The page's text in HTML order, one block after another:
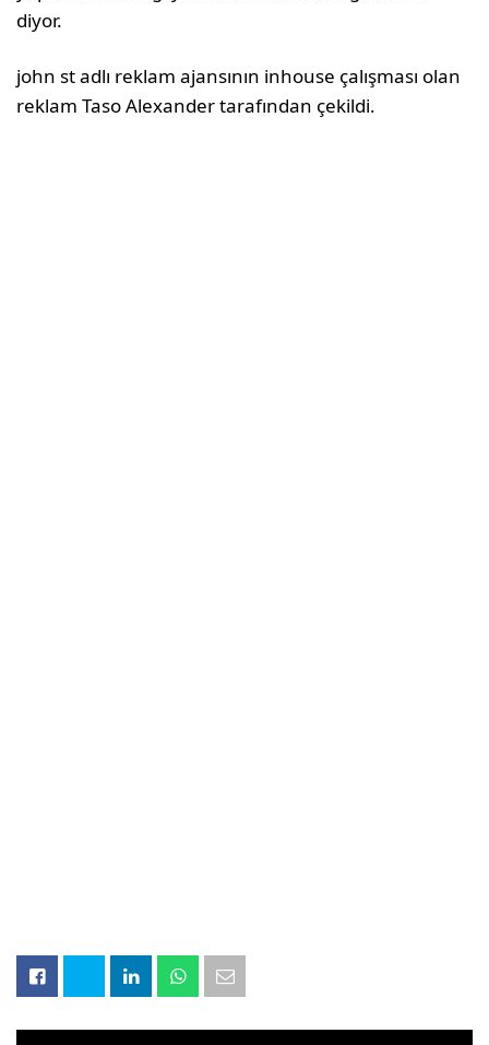
diyor.
john st adlı reklam ajansının inhouse çalışması olan
reklam Taso Alexander tarafından çekildi.